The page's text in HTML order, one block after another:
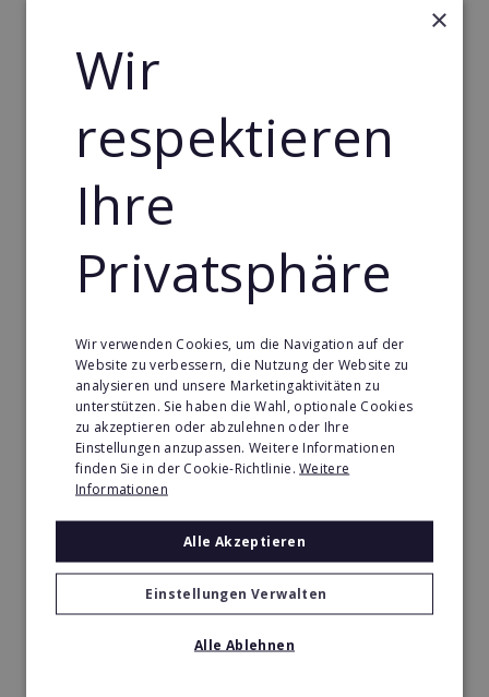
Mode & Schmuck Franchise
Partnervermittlung & Dating Franchise
Personal & Management Franchise
Pizza Franchise
Reinigung & Reparatur Franchise
Senioren- & Pflegedienste Franchise
Sport Franchise
Standortnachfolge
Telekommunikation Franchise
Tier- & Zoobedarf Franchise
Transport & Spedition Franchise
Was sind die beliebtesten Franchise-
×
Wir
respektieren
Ihre
Privatsphäre
Wir verwenden Cookies, um die Navigation auf der
Website zu verbessern, die Nutzung der Website zu
analysieren und unsere Marketingaktivitäten zu
unterstützen. Sie haben die Wahl, optionale Cookies
zu akzeptieren oder abzulehnen oder Ihre
Einstellungen anzupassen. Weitere Informationen
finden Sie in der Cookie-Richtlinie.Weitere
Informationen
Alle Akzeptieren
Einstellungen Verwalten
Alle Ablehnen